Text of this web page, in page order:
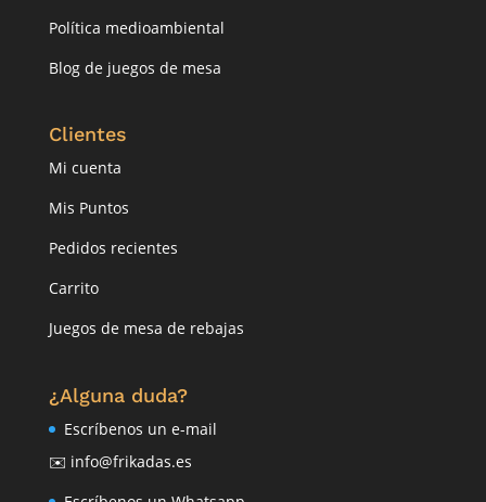
Política medioambiental
Blog de juegos de mesa
Clientes
Mi cuenta
Mis Puntos
Pedidos recientes
Carrito
Juegos de mesa de rebajas
¿Alguna duda?
Escríbenos un e-mail
✉️ info@frikadas.es